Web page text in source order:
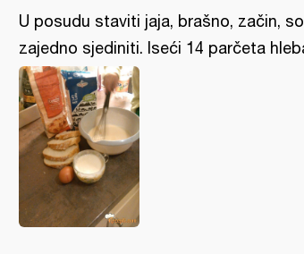
U posudu staviti jaja, brašno, začin,
zajedno sjediniti. Iseći 14 parčeta